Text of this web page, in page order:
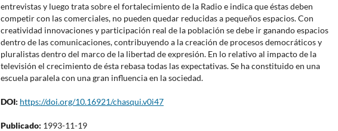
entrevistas y luego trata sobre el fortalecimiento de la Radio e indica que éstas deben
competir con las comerciales, no pueden quedar reducidas a pequeños espacios. Con
creatividad innovaciones y participación real de la población se debe ir ganando espacios
dentro de las comunicaciones, contribuyendo a la creación de procesos democráticos y
pluralistas dentro del marco de la libertad de expresión. En lo relativo al impacto de la
televisión el crecimiento de ésta rebasa todas las expectativas. Se ha constituido en una
escuela paralela con una gran influencia en la sociedad.
DOI: https://doi.org/10.16921/chasqui.v0i47
Publicado: 1993-11-19